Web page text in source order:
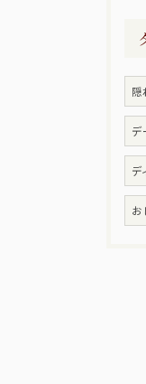
隠
デ
デ
お